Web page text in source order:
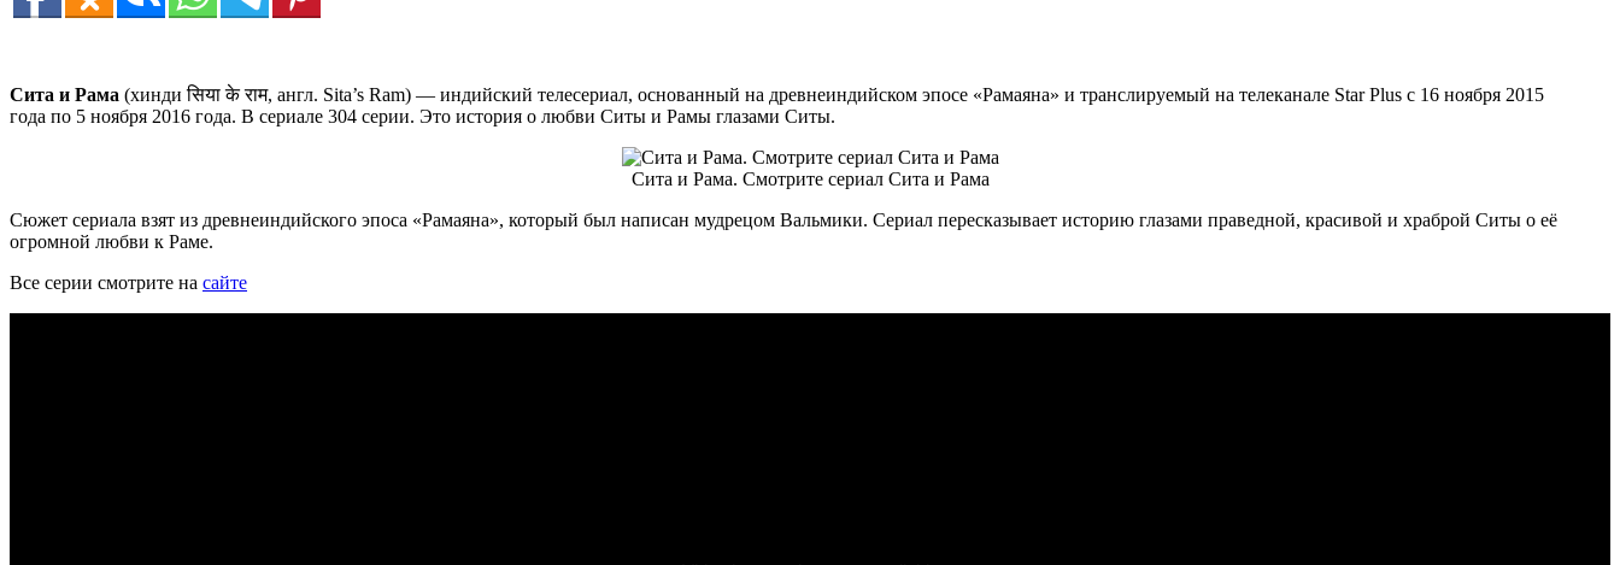
Сита и Рама (хиндиसिया के राम, англ. Sita’s Ram) — индийский телесериал, основанный на древнеиндийском эпосе «Рамаяна» и транслируемый на телеканале Star Plus с 16 ноября 2015
года по 5 ноября 2016 года. В сериале 304 серии. Это история о любви Ситы и Рамы глазами Ситы.
Сита и Рама. Смотрите сериал Сита и Рама
Сюжет сериала взят из древнеиндийского эпоса «Рамаяна», который был написан мудрецом Вальмики. Сериал пересказывает историю глазами праведной, красивой и храброй Ситы о её
огромной любви к Раме.
Все серии смотрите на сайте